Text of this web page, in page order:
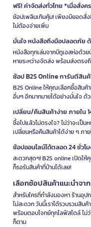
ฟรี! ค่าจัดส่งทั่วไทย *เมื่อสั่ง
ช้อปเพลินเกินคุ้ม! เพียงมียอดสั่
ไม่ต้องจ่ายเพิ่ม
มั่นใจ หนังสือถึงมือปลอดภัย
หนังสือทุกเล่มจากบีทูเอสห่อด้ว
หายระหว่างจัดส่ง พร้อมส่งตร
ช้อป B2S Online การันตีสิน
B2S Online ให้คุณเลือกซื้อสินค้
อื่นๆ อีกมากมายได้อย่างมั่นใจ
เปลี่ยน/คืนสินค้าง่าย ภายใน
ซื้อไปแล้วไม่ตรงใจ? ไม่ว่าจะเ
เปลี่ยนหรือคืนสินค้าได้ง่าย ๆ ภา
ช้อปออนไลน์ได้ตลอด 24 ชั่วโ
สะดวกสุดๆ! B2S online เปิดใ
ก็รอรับสินค้าที่บ้านได้เลย!
เลือกช้อปสินค้าแนะนำจา
สำหรับใครที่กำลังมองหา ร้านอุ
ไม่สะดวก วันนี้เราได้รวบรวมสิน
พร้อมตอบโจทย์ทุกไลฟ์สไตล์ ไม่
ก็ตาม